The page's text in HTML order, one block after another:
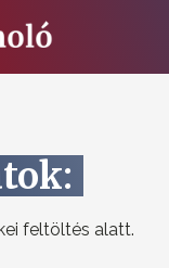
feltöltés alatt.